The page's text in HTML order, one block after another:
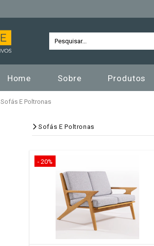
Home Sobre Produtos
Sofás E Poltronas
Sofás E Poltronas
- 20%